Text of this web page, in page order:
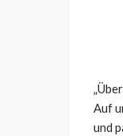
Auf
und